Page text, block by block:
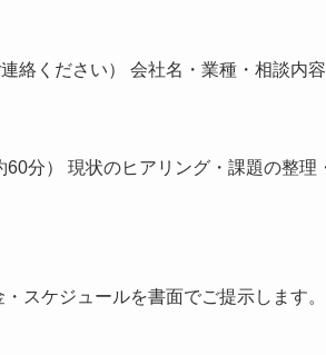
絡ください） 会社名・業種・相談内
分） 現状のヒアリング・課題の整
スケジュールを書面でご提示します